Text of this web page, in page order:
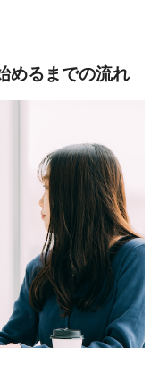
めるまでの流れ